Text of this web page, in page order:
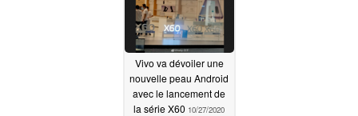
Vivo va dévoiler une
nouvelle peau Android
avec le lancement de
la série X60 10/27/2020